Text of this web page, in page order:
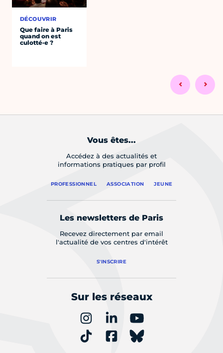
DÉCOUVRIR
Que faire à Paris
quand on est
culotté·e ?
Vous êtes...
Accédez à des actualités et
informations pratiques par profil
PROFESSIONNEL ASSOCIATION JEUNE
Les newsletters de Paris
Recevez directement par email
l'actualité de vos centres d'intérêt
S'INSCRIRE
Sur les réseaux